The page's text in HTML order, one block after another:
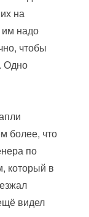
на
им надо
чтобы
Одно
более, что
по
который в
видел